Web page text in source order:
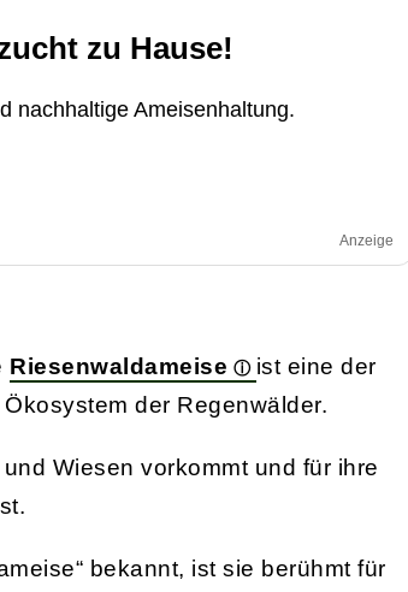
zu Hause!
nachhaltige Ameisenhaltung.
Anzeige
Riesenwaldameise
ist eine der
der Regenwälder.
Wiesen vorkommt und für ihre
bekannt, ist sie berühmt für